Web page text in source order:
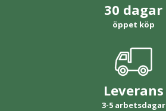
30 dagar
öppet köp
Leverans
3-5 arbetsdagar